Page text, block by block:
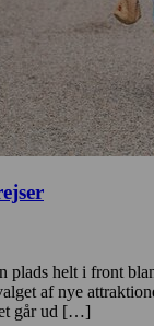
plads helt i front
af nye
går ud […]